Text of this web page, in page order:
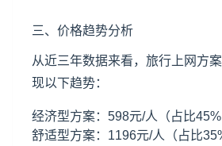
三、价格趋势分析
从近三年数据来看，旅行上网方
现以下趋势：
经济型方案：598元/人（占比45%
舒适型方案：1196元/人（占比